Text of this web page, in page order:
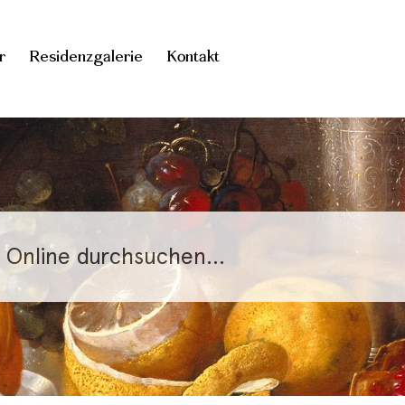
Residenzgalerie Kontakt